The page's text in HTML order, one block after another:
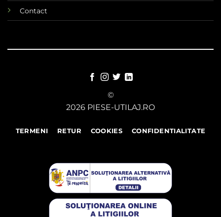
Contact
©
2026 PIESE-UTILAJ.RO
TERMENI RETUR COOKIES CONFIDENTIALITATE